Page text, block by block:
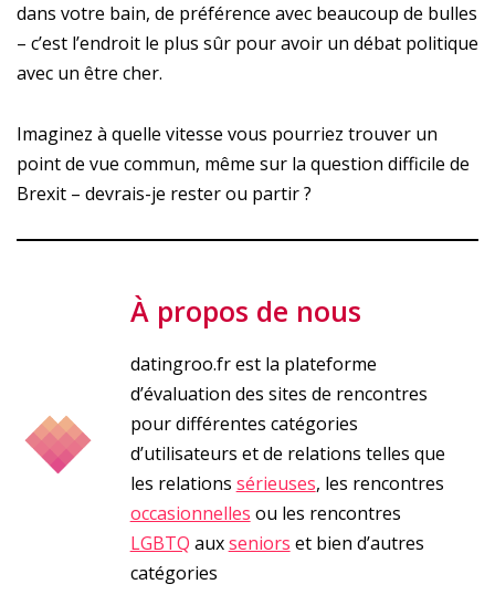
dans votre bain, de préférence avec beaucoup de bulles
– c’est l’endroit le plus sûr pour avoir un débat politique
avec un être cher.
Imaginez à quelle vitesse vous pourriez trouver un
point de vue commun, même sur la question difficile de
Brexit – devrais-je rester ou partir ?
À propos de nous
datingroo.fr est la plateforme
d’évaluation des sites de rencontres
pour différentes catégories
d’utilisateurs et de relations telles que
les relations sérieuses, les rencontres
occasionnelles ou les rencontres
LGBTQ auxseniors et bien d’autres
catégories